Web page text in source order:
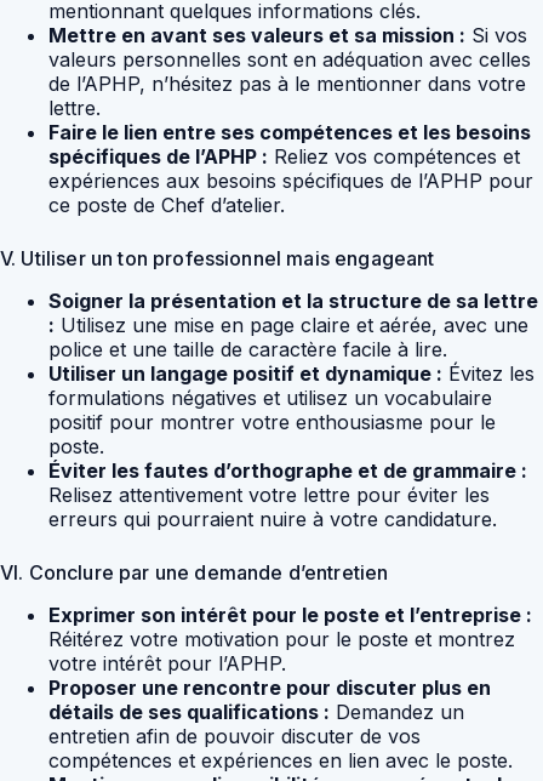
mentionnant quelques informations clés.
Mettre en avant ses valeurs et sa mission : Si vos
valeurs personnelles sont en adéquation avec celles
de l’APHP, n’hésitez pas à le mentionner dans votre
lettre.
Faire le lien entre ses compétences et les besoins
spécifiques de l’APHP : Reliez vos compétences et
expériences aux besoins spécifiques de l’APHP pour
ce poste de Chef d’atelier.
V. Utiliser un ton professionnel mais engageant
Soigner la présentation et la structure de sa lettre
: Utilisez une mise en page claire et aérée, avec une
police et une taille de caractère facile à lire.
Utiliser un langage positif et dynamique : Évitez les
formulations négatives et utilisez un vocabulaire
positif pour montrer votre enthousiasme pour le
poste.
Éviter les fautes d’orthographe et de grammaire :
Relisez attentivement votre lettre pour éviter les
erreurs qui pourraient nuire à votre candidature.
VI. Conclure par une demande d’entretien
Exprimer son intérêt pour le poste et l’entreprise :
Réitérez votre motivation pour le poste et montrez
votre intérêt pour l’APHP.
Proposer une rencontre pour discuter plus en
détails de ses qualifications : Demandez un
entretien afin de pouvoir discuter de vos
compétences et expériences en lien avec le poste.